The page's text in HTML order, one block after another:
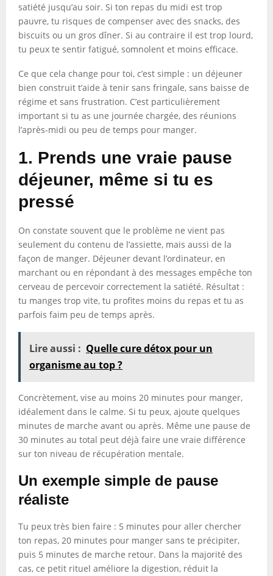
satiété jusqu’au soir. Si ton repas du midi est trop
pauvre, tu risques de compenser avec des snacks, des
biscuits ou un gros dîner. Si au contraire il est trop lourd,
tu peux te sentir fatigué, somnolent et moins efficace.
Ce que cela change pour toi, c’est simple : un déjeuner
bien construit t’aide à tenir sans fringale, sans baisse de
régime et sans frustration. C’est particulièrement
important si tu as une journée chargée, des réunions
l’après-midi ou peu de temps pour manger.
1. Prends une vraie pause
déjeuner, même si tu es
pressé
On constate souvent que le problème ne vient pas
seulement du contenu de l’assiette, mais aussi de la
façon de manger. Déjeuner devant l’ordinateur, en
marchant ou en répondant à des messages empêche ton
cerveau de percevoir correctement la satiété. Résultat :
tu manges trop vite, tu profites moins du repas et tu as
parfois faim peu de temps après.
Lire aussi : Quelle cure détox pour un
organisme au top ?
Concrètement, vise au moins 20 minutes pour manger,
idéalement dans le calme. Si tu peux, ajoute quelques
minutes de marche avant ou après. Même une pause de
30 minutes au total peut déjà faire une vraie différence
sur ton niveau de récupération mentale.
Un exemple simple de pause
réaliste
Tu peux très bien faire : 5 minutes pour aller chercher
ton repas, 20 minutes pour manger sans te précipiter,
puis 5 minutes de marche retour. Dans la majorité des
cas, ce petit rituel améliore la digestion, réduit la